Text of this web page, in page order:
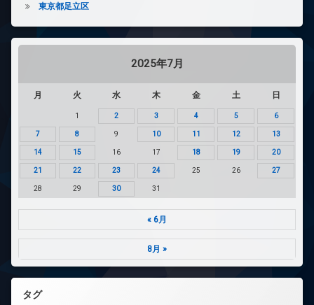
東京都足立区
2025年7月
月 火 水 木 金 土 日
1 2 3 4 5 6
7 8 9 10 11 12 13
14 15 16 17 18 19 20
21 22 23 24 25 26 27
28 29 30 31
« 6月
8月 »
タグ